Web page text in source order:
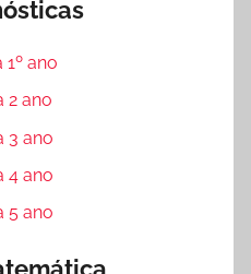
ano
2 ano
3 ano
4 ano
5 ano